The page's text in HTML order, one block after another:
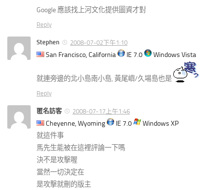
Google 應該找上河文化提供圖資才對
Reply
Stephen 2008-07-02下午1:10
San Francisco, California IE 7.0 Windows Vista
就連旁邊的北小島南小島, 黃尾嶼/久場島也是
Reply
匿名訪客 2008-07-17上午1:46
Cheyenne, Wyoming IE 7.0
Windows XP
就這件事
馬先生能被在這裡評論一下嗎
決不是攻擊喔
當然一切決定在
是攻擊就刪的版主